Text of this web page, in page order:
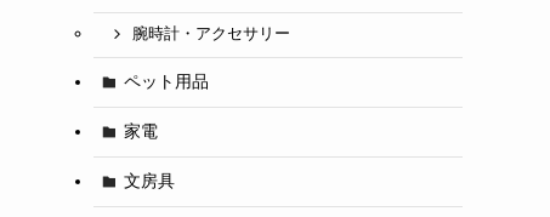
腕時計・アクセサリー
ペット用品
家電
文房具